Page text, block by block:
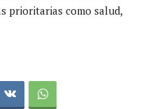
prioritarias como salud,